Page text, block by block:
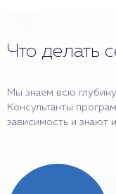
Что делать
Мы знаем всю
Консультанты
зависимость и знают